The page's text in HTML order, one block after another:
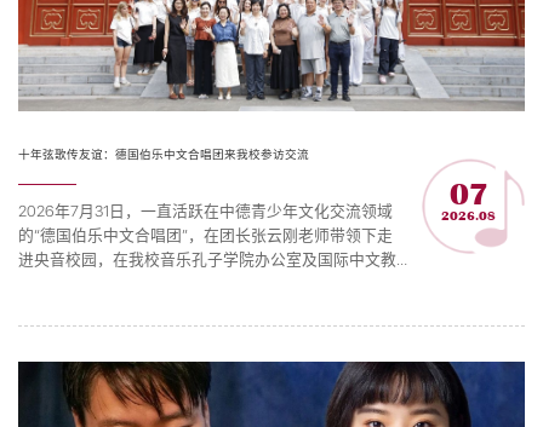
十年弦歌传友谊：德国伯乐中文合唱团来我校参访交流
2026年7月31日，一直活跃在中德青少年文化交流领域
的“德国伯乐中文合唱团”，在团长张云刚老师带领下走
进央音校园，在我校音乐孔子学院办公室及国际中文教
交流。音孔办及基地主任樊薇、副主任张乐心，教育部
同出席活动。伯乐中文合唱团是德国青少年“以乐习文”
的优秀代表...
07
2026.08